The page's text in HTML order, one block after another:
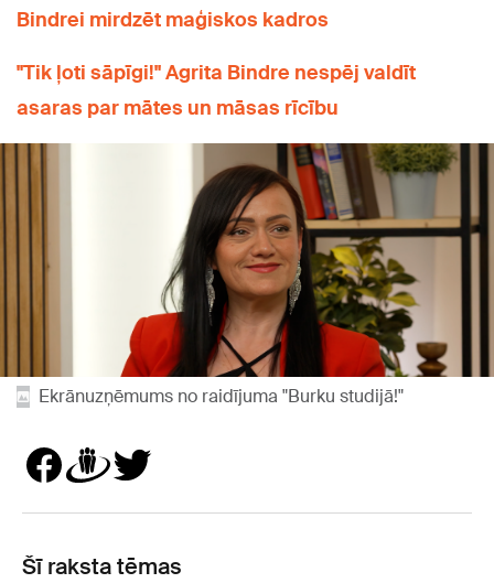
Bindrei mirdzēt maģiskos kadros
"Tik ļoti sāpīgi!" Agrita Bindre nespēj valdīt
asaras par mātes un māsas rīcību
Ekrānuzņēmums no raidījuma "Burku studijā!"
Šī raksta tēmas